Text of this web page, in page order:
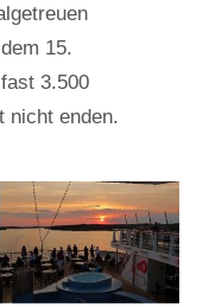
15.
3.500
nicht enden.